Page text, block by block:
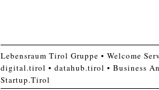
Lebensraum Tirol Gruppe
Welcome
digital.tirol
datahub.tirol
Business
Startup.Tirol